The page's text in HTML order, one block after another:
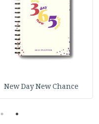
New Day New Chance
1
2